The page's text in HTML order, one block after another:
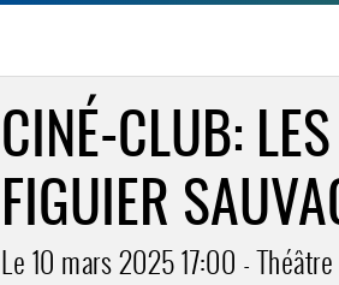
CINÉ-CLUB:
FIGUIER
Le 10 mars 202517:00